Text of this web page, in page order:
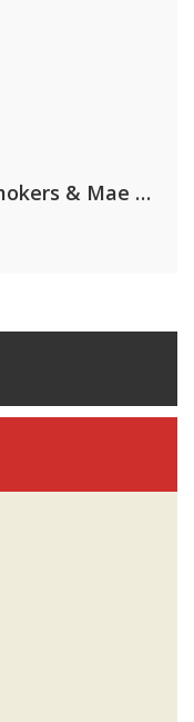
Alok, The Chainsmokers & Mae Stephens